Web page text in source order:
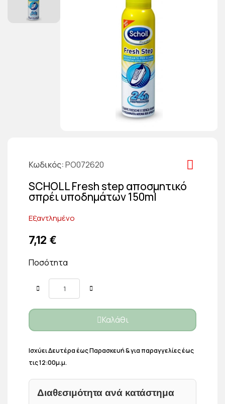
Κωδικός PO072620
SCHOLL Fresh step αποσμητικό
σπρέι υποδημάτων 150ml
Εξαντλημένο
7,12 €
Ποσότητα
Καλάθι
Ισχύει Δευτέρα έως Παρασκευή & για παραγγελίες έως
τις 12:00μ.μ.
Διαθεσιμότητα ανά κατάστημα